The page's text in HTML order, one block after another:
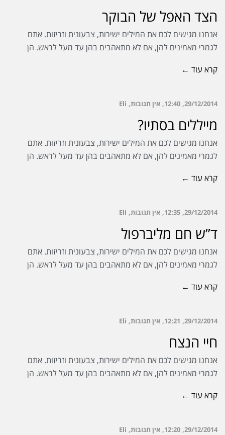
הצד האפל של הבוקר
אנחנו מגישים לכם את המילים ישירות, צבעונית וזריזות. אתם
לגמרי מאמינים להן, אם לא מתאהבים בהן עד מעל לראש. הן
קרא עוד ←
29/12/2014
12:40 אין תגובות Eli
מייללים בסתיו?
אנחנו מגישים לכם את המילים ישירות, צבעונית וזריזות. אתם
לגמרי מאמינים להן, אם לא מתאהבים בהן עד מעל לראש. הן
קרא עוד ←
29/12/2014
12:35 אין תגובות Eli
ד”ש חם מליברפול
אנחנו מגישים לכם את המילים ישירות, צבעונית וזריזות. אתם
לגמרי מאמינים להן, אם לא מתאהבים בהן עד מעל לראש. הן
קרא עוד ←
29/12/2014
12:21 אין תגובות Eli
חיי הנצח
אנחנו מגישים לכם את המילים ישירות, צבעונית וזריזות. אתם
לגמרי מאמינים להן, אם לא מתאהבים בהן עד מעל לראש. הן
קרא עוד ←
29/12/2014
12:20 אין תגובות Eli